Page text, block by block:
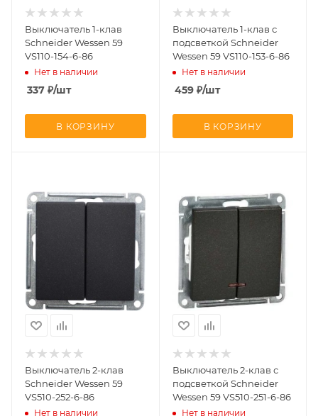
Выключатель 1-клав
Schneider Wessen 59
VS110-154-6-86
Нет в наличии
337 ₽/шт
В КОРЗИНУ
Выключатель 1-клав с
подсветкой Schneider
Wessen 59 VS110-153-6-86
Нет в наличии
459₽/шт
В КОРЗИНУ
Выключатель 2-клав
Schneider Wessen 59
VS510-252-6-86
Нет в наличии
Выключатель 2-клав с
подсветкой Schneider
Wessen 59 VS510-251-6-86
Нет в наличии